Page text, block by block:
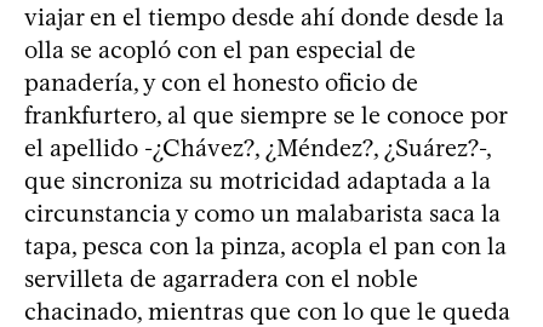
viajar en el tiempo desde ahí donde desde la
olla se acopló con el pan especial de
panadería, y con el honesto oficio de
frankfurtero, al que siempre se le conoce por
el apellido -¿Chávez?, ¿Méndez?, ¿Suárez?-,
que sincroniza su motricidad adaptada a la
circunstancia y como un malabarista saca la
tapa, pesca con la pinza, acopla el pan con la
servilleta de agarradera con el noble
chacinado, mientras que con lo que le queda